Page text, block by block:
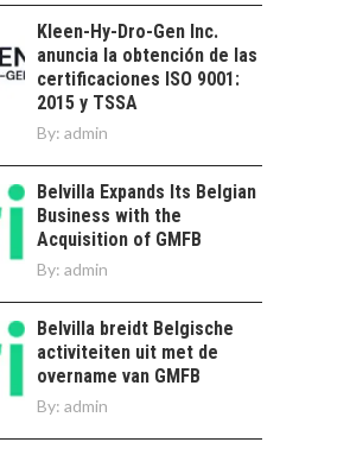
EXPORTADOS DESDE
CHILE
El auge de las
exportaciones de
servicios digitales en
TORRES DEL PAINE Y
SU APORTE AL
TURISMO Y LA
ECONOMÍA REGIONAL
Torres del Paine:
motor clave del
turismo y la
economía…
LA IMPORTANCIA DE
DIVERSIFICAR LAS
EXPORTACIONES
CHILENAS
Kleen-Hy-Dro-Gen Inc.
anuncia la obtención de las
certificaciones ISO 9001:
2015 y TSSA
By: admin
Belvilla Expands Its Belgian
Business with the
Acquisition of GMFB
By: admin
Belvilla breidt Belgische
activiteiten uit met de
overname van GMFB
By: admin